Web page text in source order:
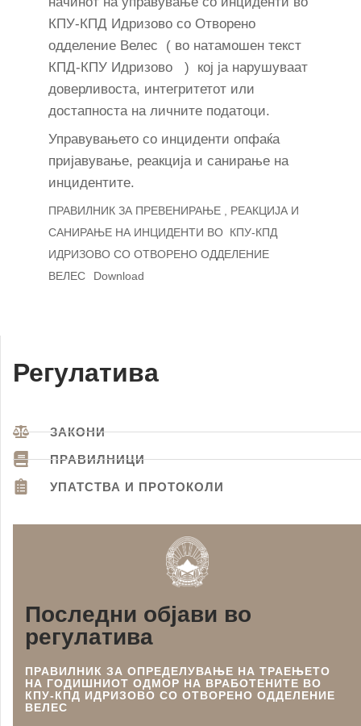
КПУ-КПД Идризово со Отворено
одделение Велес ( во натамошен текст
КПД-КПУ Идризово ) кој ја нарушуваат
доверливоста, интегритетот или
достапноста на личните податоци.
Управувањето со инциденти опфаќа
пријавување, реакција и санирање на
инцидентите.
ПРАВИЛНИК ЗА ПРЕВЕНИРАЊЕ , РЕАКЦИЈА И
САНИРАЊЕ НА ИНЦИДЕНТИ ВО КПУ-КПД
ИДРИЗОВО СО ОТВОРЕНО ОДДЕЛЕНИЕ
ВЕЛЕС
Download
Регулатива
ЗАКОНИ
ПРАВИЛНИЦИ
УПАТСТВА И ПРОТОКОЛИ
Последни објави во
регулатива
ПРАВИЛНИК ЗА ОПРЕДЕЛУВАЊЕ НА ТРАЕЊЕТО
НА ГОДИШНИОТ ОДМОР НА ВРАБОТЕНИТЕ ВО
КПУ-КПД ИДРИЗОВО СО ОТВОРЕНО ОДДЕЛЕНИЕ
ВЕЛЕС